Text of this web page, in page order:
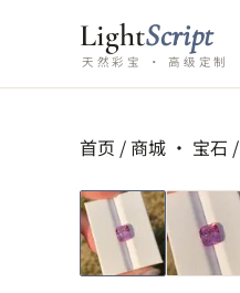
LightScript
天然彩宝 · 高级定制
首页 / 商城 · 宝石 /